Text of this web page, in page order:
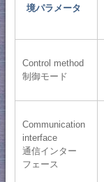
境パラメータ
Control method
制御モード
Communication
interface
通信インター
フェース